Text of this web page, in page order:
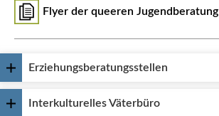
Flyer der queeren Jugendberatung
Erziehungsberatungsstellen
Interkulturelles Väterbüro